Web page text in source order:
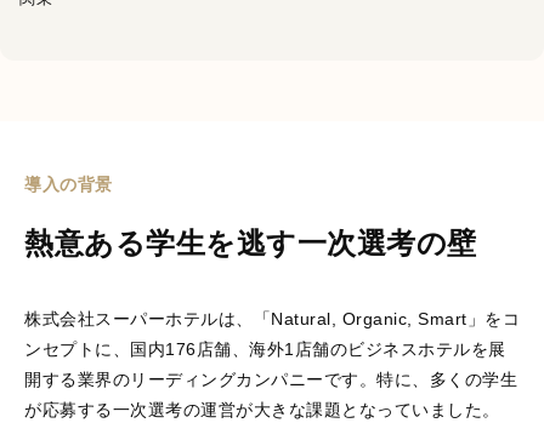
PeopleX AIセー
AIエージェントがオン
ライン会議に入り込
み、適切・適時に営業
活動をサポートするサ
ービスです。
導入の背景
熱意ある学生を逃す一次選考の壁
株式会社スーパーホテルは、「Natural, Organic, Smart」をコ
ンセプトに、国内176店舗、海外1店舗のビジネスホテルを展
開する業界のリーディングカンパニーです。特に、多くの学生
が応募する一次選考の運営が大きな課題となっていました。